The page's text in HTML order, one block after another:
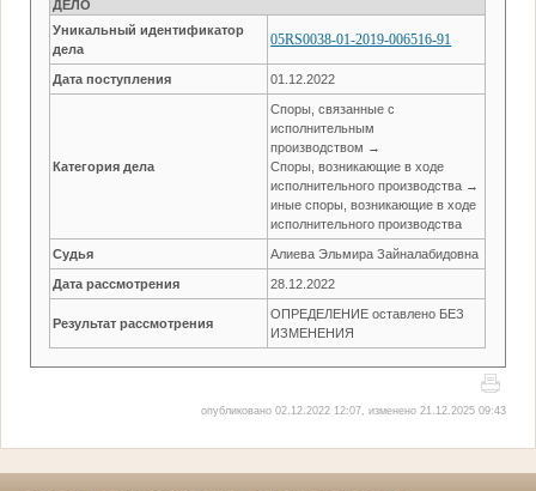
ДЕЛО
Уникальный идентификатор
дела
05RS0038-01-2019-006516-91
Дата поступления 01.12.2022
Категория дела
Споры, связанные с
исполнительным
производством →
Споры, возникающие в ходе
исполнительного производства →
иные споры, возникающие в ходе
исполнительного производства
Судья Алиева Эльмира Зайналабидовна
Дата рассмотрения 28.12.2022
Результат рассмотрения
ОПРЕДЕЛЕНИЕ оставлено БЕЗ
ИЗМЕНЕНИЯ
опубликовано 02.12.2022 12:07, изменено 21.12.2025 09:43